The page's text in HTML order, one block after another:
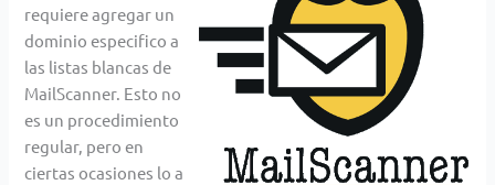
requiere agregar un
dominio especifico a
las listas blancas de
MailScanner. Esto no
es un procedimiento
regular, pero en
ciertas ocasiones lo a